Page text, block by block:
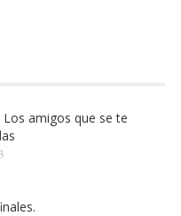
amigos que se te